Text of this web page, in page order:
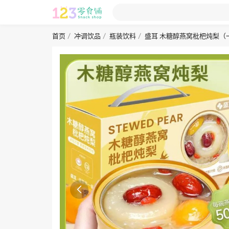
首页 冲调饮品 瓶装饮料 盛耳 木糖醇燕窝枇杷炖梨（
